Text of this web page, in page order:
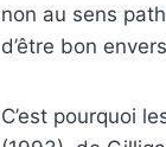
non au sens
d’être bon
C’est pourquoi